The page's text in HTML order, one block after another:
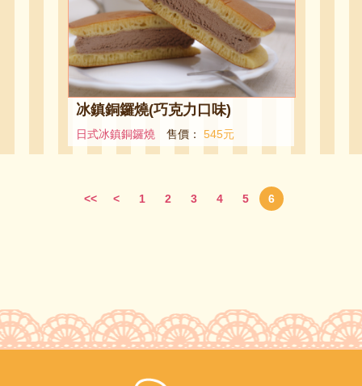
冰鎮銅鑼燒(巧克力口味)
日式冰鎮銅鑼燒 售價： 545元
<< < 1 2 3 4 5 6